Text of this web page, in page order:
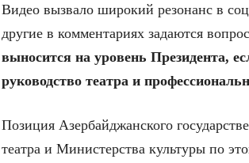
Видео вызвало широкий резонанс в
другие в комментариях задаются
выносится на уровень Президента,
руководство театра и
Позиция Азербайджанского
театра и Министерства культуры по